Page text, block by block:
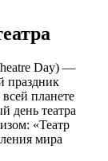
Day) —
праздник
планете
день театра
«Театр
мира